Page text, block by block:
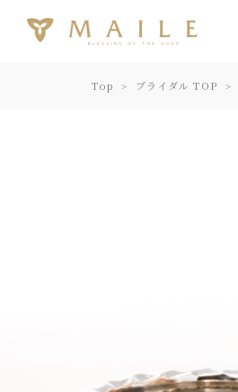
Top ブライダル TOP